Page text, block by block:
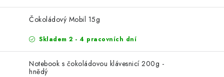
KONTAKTY
FUNKČNÍ ČOKOLÁDA
EXKURZE
Čokoládový Mobil 15g
Skladem 2 - 4 pracovních dní
Notebook s čokoládovou klávesnicí 200g -
hnědý